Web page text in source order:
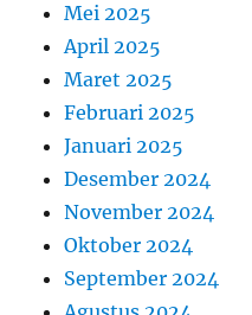
Mei 2025
April 2025
Maret 2025
Februari 2025
Januari 2025
Desember 2024
November 2024
Oktober 2024
September 2024